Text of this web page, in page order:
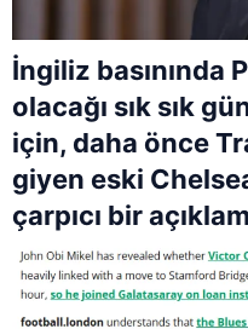
İngiliz basınında
olacağı sık sık
için, daha önce
giyen eski
çarpıcı bir